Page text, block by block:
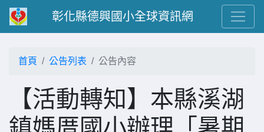
彰化縣德興國小全球資訊網
首頁 公告列表 公告內容
【活動轉知】本縣溪湖